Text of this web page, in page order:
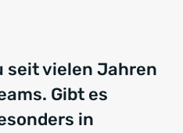
seit vielen Jahren
Gibt es
in